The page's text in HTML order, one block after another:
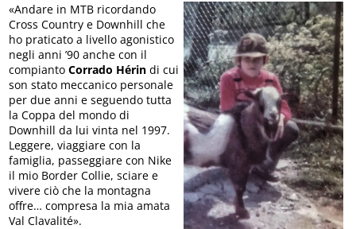
«Andare in MTB ricordando
Cross Country e Downhill che
ho praticato a livello agonistico
negli anni ’90 anche con il
compiantoCorrado Hérin di cui
son stato meccanico personale
per due anni e seguendo tutta
la Coppa del mondo di
Downhill da lui vinta nel 1997.
Leggere, viaggiare con la
famiglia, passeggiare con Nike
il mio Border Collie, sciare e
vivere ciò che la montagna
offre… compresa la mia amata
Val Clavalité».